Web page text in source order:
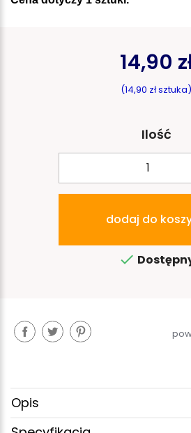
14,90
(14,90 zł sztuka)
Ilość
dodaj do

Opis